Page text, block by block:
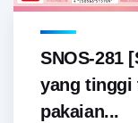
SNOS-281
yang tinggi
pakaian...